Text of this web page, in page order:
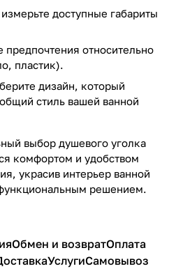
доступные габариты
относительно
пластик).
дизайн, который
стиль вашей ванной
выбор душевого уголка
комфортом и удобством
украсив интерьер ванной
решением.
Обмен и возвратОплата
УслугиСамовывоз